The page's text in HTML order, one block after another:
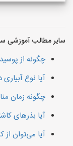
سایر مطالب آموزشی
چگونه از
آیا نوع
چگونه زمان
آیا بذرهای
آیا می‌توان از